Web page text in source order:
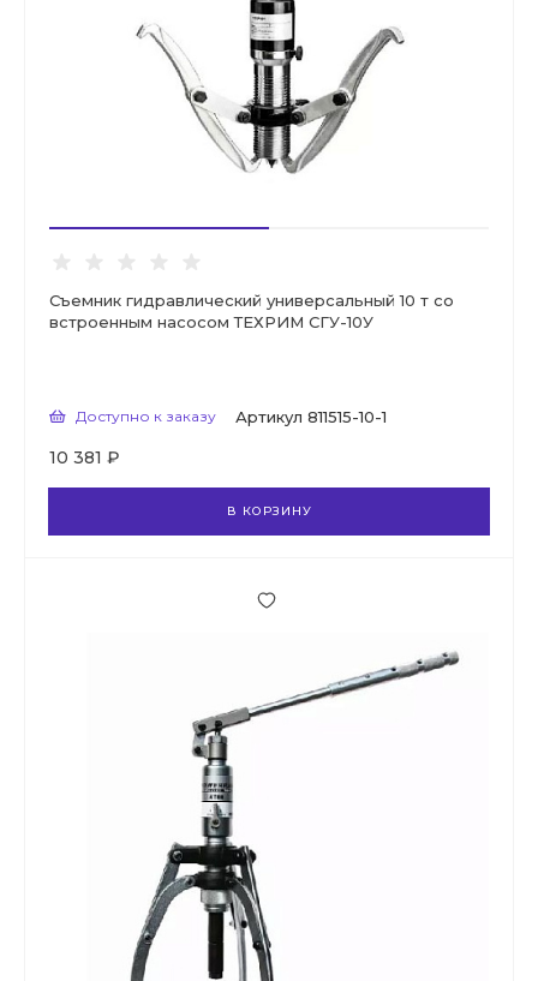
Съемник гидравлический универсальный 10 т со
встроенным насосом ТЕХРИМ СГУ-10У
Доступно к заказу Артикул 811515-10-1
10 381 ₽
В КОРЗИНУ